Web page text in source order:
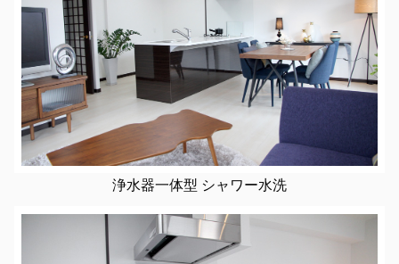
浄水器一体型 シャワー水洗